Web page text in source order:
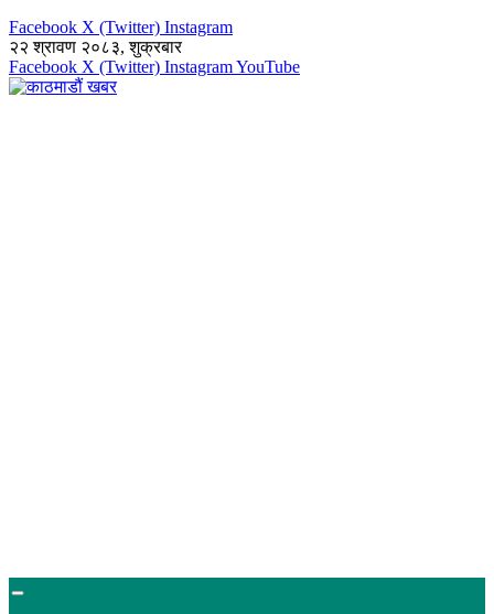
Facebook X (Twitter) Instagram
२२ श्रावण २०८३, शुक्रबार
Facebook X (Twitter) InstagramYouTube